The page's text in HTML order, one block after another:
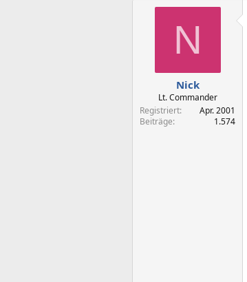
N
Nick
Lt. Commander
Registriert
Apr. 2001
Beiträge
1.574